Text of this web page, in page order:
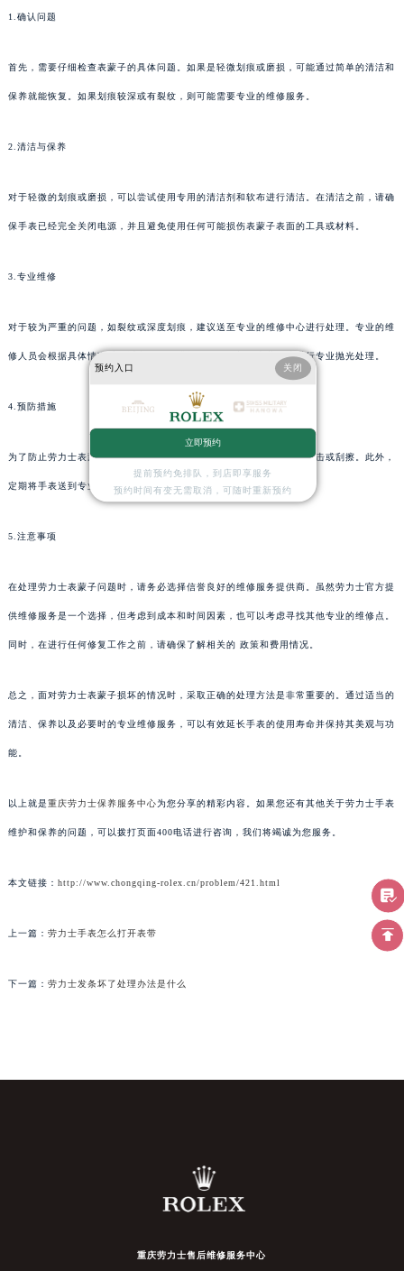
1.确认问题
首先，需要仔细检查表蒙子的具体问题。如果是轻微划痕或磨损，可能通过简单的清洁和
保养就能恢复。如果划痕较深或有裂纹，则可能需要专业的维修服务。
2.清洁与保养
对于轻微的划痕或磨损，可以尝试使用专用的清洁剂和软布进行清洁。在清洁之前，请确
保手表已经完全关闭电源，并且避免使用任何可能损伤表蒙子表面的工具或材料。
3.专业维修
对于较为严重的问题，如裂纹或深度划痕，建议送至专业的维修中心进行处理。专业的维
修人员会根据具体情况采取适当的修复措施，如更换新的表蒙子或进行专业抛光处理。
4.预防措施
为了防止劳力士表蒙子进一步损坏，日常佩戴时应注意避免手表受到撞击或刮擦。此外，
定期将手表送到专业机构进行检查和保养也是预防问题的有效方法。
5.注意事项
在处理劳力士表蒙子问题时，请务必选择信誉良好的维修服务提供商。虽然劳力士官方提
供维修服务是一个选择，但考虑到成本和时间因素，也可以考虑寻找其他专业的维修点。
同时，在进行任何修复工作之前，请确保了解相关的 政策和费用情况。
总之，面对劳力士表蒙子损坏的情况时，采取正确的处理方法是非常重要的。通过适当的
清洁、保养以及必要时的专业维修服务，可以有效延长手表的使用寿命并保持其美观与功
能。
以上就是重庆劳力士保养服务中心为您分享的精彩内容。如果您还有其他关于劳力士手表
维护和保养的问题，可以拨打页面400电话进行咨询，我们将竭诚为您服务。
本文链接： http://www.chongqing-rolex.cn/problem/421.html
上一篇： 劳力士手表怎么打开表带
下一篇： 劳力士发条坏了处理办法是什么
重庆劳力士售后维修服务中心
预约入口 关闭
立即预约
提前预约免排队，到店即享服务
预约时间有变无需取消，可随时重新预约